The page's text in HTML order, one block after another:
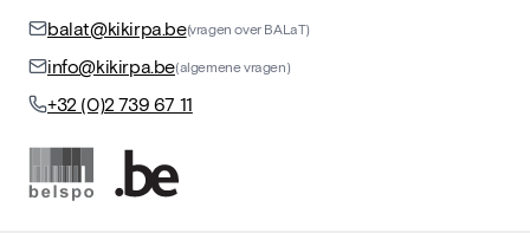
balat@kikirpa.be(vragen over BALaT)
info@kikirpa.be(algemene vragen)
+32 (0)2 739 67 11